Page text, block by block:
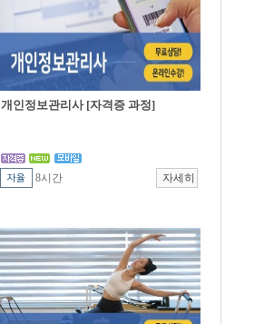
개인정보관리사 [자격증 과정]
8시간